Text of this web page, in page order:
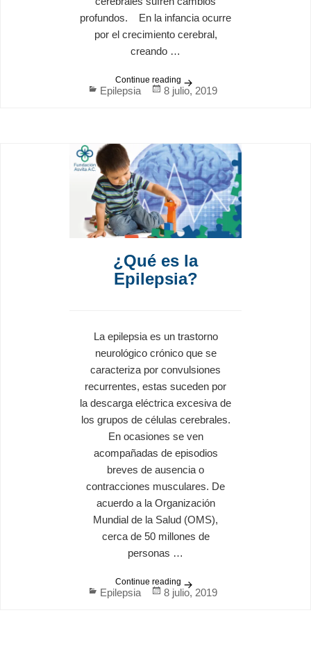
profundos. En la infancia ocurre
por el crecimiento cerebral,
creando …
Continue reading Epilepsia en niños
Posted
8 julio, 2019
Categories
Epilepsia
¿Qué es la
Epilepsia?
La epilepsia es un trastorno
neurológico crónico que se
caracteriza por convulsiones
recurrentes, estas suceden por
la descarga eléctrica excesiva de
los grupos de células cerebrales.
En ocasiones se ven
acompañadas de episodios
breves de ausencia o
contracciones musculares. De
acuerdo a la Organización
Mundial de la Salud (OMS),
cerca de 50 millones de
personas …
Continue reading ¿Qué es la Epilepsia?
Posted
8 julio, 2019
Categories
Epilepsia